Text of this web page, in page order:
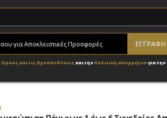
Όρους και τις Προϋποθέσεις και την Πολιτική απορρήτουγια